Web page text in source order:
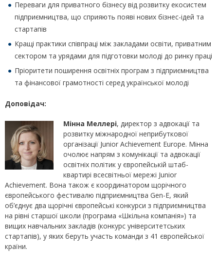
Переваги для приватного бізнесу від розвитку екосистем
підприємництва, що сприяють появі нових бізнес-ідей та
стартапів
Кращі практики співпраці між закладами освіти, приватним
сектором та урядами для підготовки молоді до ринку праці
Пріоритети поширення освітніх програм з підприємництва
та фінансової грамотності серед української молоді
Доповідач:
Мінна Меллері, директор з адвокації та
розвитку міжнародної неприбуткової
організації Junior Achievement Europe. Мінна
очолює напрям з комунікації та адвокації
освітніх політик у європейській штаб-
квартирі всесвітньої мережі Junior
Achievement. Вона також є координатором щорічного
європейського фестивалю підприємництва Gen-E, який
об’єднує два щорічні європейські конкурси з підприємництва
на рівні старшої школи (програма «Шкільна компанія») та
вищих навчальних закладів (конкурс університетських
стартапів), у яких беруть участь команди з 41 європейської
країни.